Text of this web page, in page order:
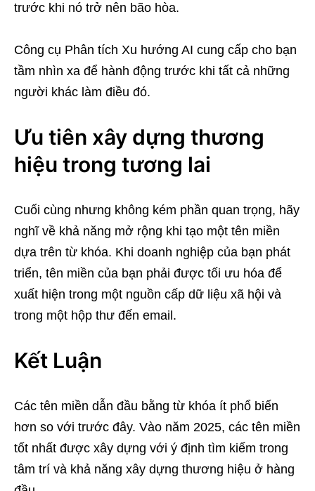
trước khi nó trở nên bão hòa.
Công cụ Phân tích Xu hướng AI cung cấp cho bạn
tầm nhìn xa để hành động trước khi tất cả những
người khác làm điều đó.
Ưu tiên xây dựng thương
hiệu trong tương lai
Cuối cùng nhưng không kém phần quan trọng, hãy
nghĩ về khả năng mở rộng khi tạo một tên miền
dựa trên từ khóa. Khi doanh nghiệp của bạn phát
triển, tên miền của bạn phải được tối ưu hóa để
xuất hiện trong một nguồn cấp dữ liệu xã hội và
trong một hộp thư đến email.
Kết Luận
Các tên miền dẫn đầu bằng từ khóa ít phổ biến
hơn so với trước đây. Vào năm 2025, các tên miền
tốt nhất được xây dựng với ý định tìm kiếm trong
tâm trí và khả năng xây dựng thương hiệu ở hàng